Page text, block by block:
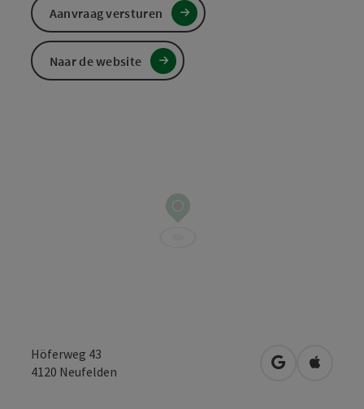
Höferweg 43
4120 Neufelden Openen in
Aanvraag versturen
Naar de website